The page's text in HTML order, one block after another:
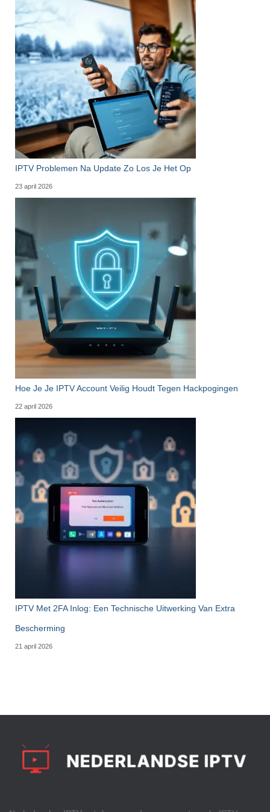
IPTV Problemen Na Update Zo Los Je Het Op
23 april 2026
Hoe Je Je IPTV Account Veilig Houdt Tegen Hackpogingen
22 april 2026
IPTV Met 2FA Inlog: Een Technische Uitwerking Van Extra
Bescherming
21 april 2026